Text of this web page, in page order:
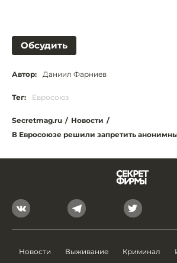
Обсудить
Автор: Даниил Фарниев
Тег: Евросоюз
Secretmag.ru / Новости /
В Евросоюзе решили запретить
Новости Выживание Криминал